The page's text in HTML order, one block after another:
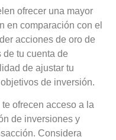
ofrecer una mayor
en comparación con el
acciones de oro de
tu cuenta de
de ajustar tu
de inversión.
ofrecen acceso a la
de inversiones y
Considera